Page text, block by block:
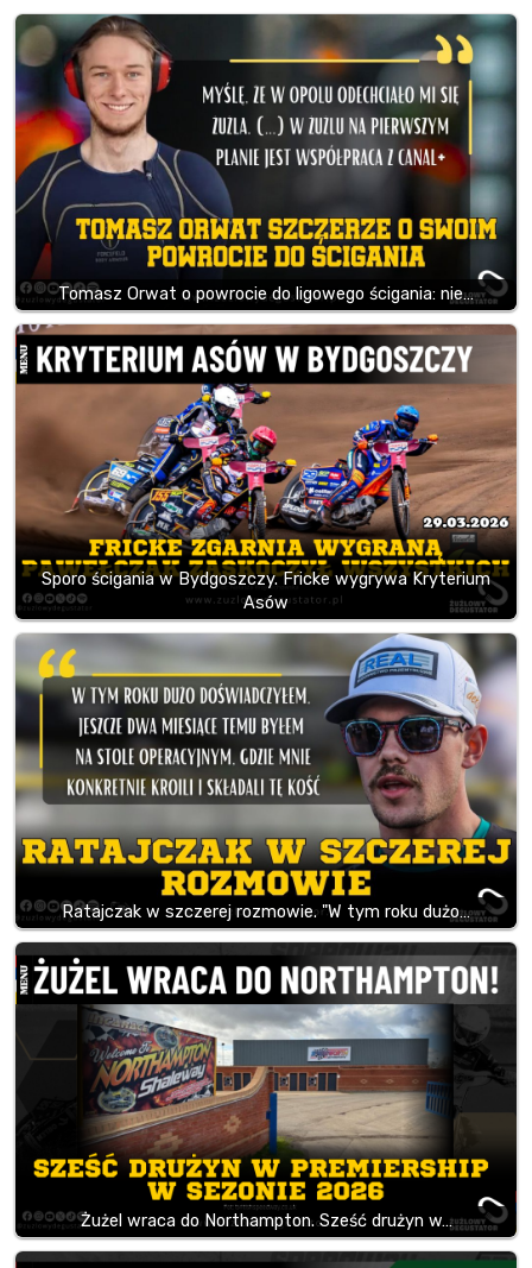
Tomasz Orwat o powrocie do ligowego ścigania: nie…
Sporo ścigania w Bydgoszczy. Fricke wygrywa Kryterium
Asów
Ratajczak w szczerej rozmowie. "W tym roku dużo…
Żużel wraca do Northampton. Sześć drużyn w…